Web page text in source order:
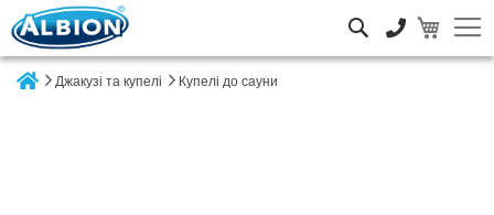
Джакузі та купелі Купелі до сауни